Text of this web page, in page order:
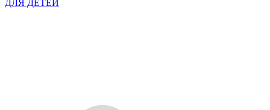
ДЛЯ ДЕТЕЙ